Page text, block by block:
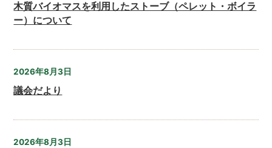
木質バイオマスを利用したストーブ（ペレット・ボイラ
ー）について
2026年8月3日
議会だより
2026年8月3日